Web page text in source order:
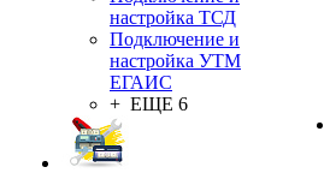
настройка ТСД
Подключение и
настройка УТМ
ЕГАИС
+ ЕЩЕ 6